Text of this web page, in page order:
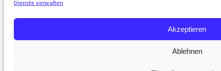
Dienste verwalten
Akzeptieren
Ablehnen